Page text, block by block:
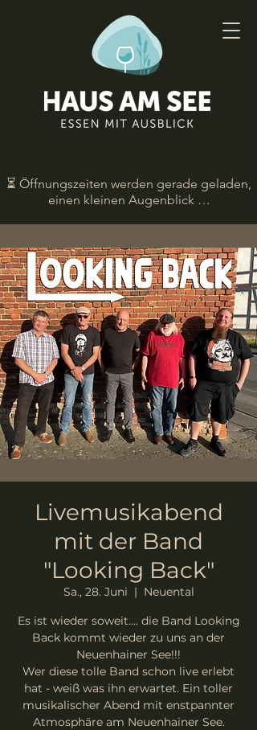
⏳ Öffnungszeiten werden gerade geladen,
einen kleinen Augenblick …
Livemusikabend
mit der Band
"Looking Back"
Sa., 28. Juni
  |
Neuental
Es ist wieder soweit.... die Band Looking
Back kommt wieder zu uns an der
Neuenhainer See!!!
Wer diese tolle Band schon live erlebt
hat - weiß was ihn erwartet. Ein toller
musikalischer Abend mit enstpannter
Atmosphäre am Neuenhainer See.